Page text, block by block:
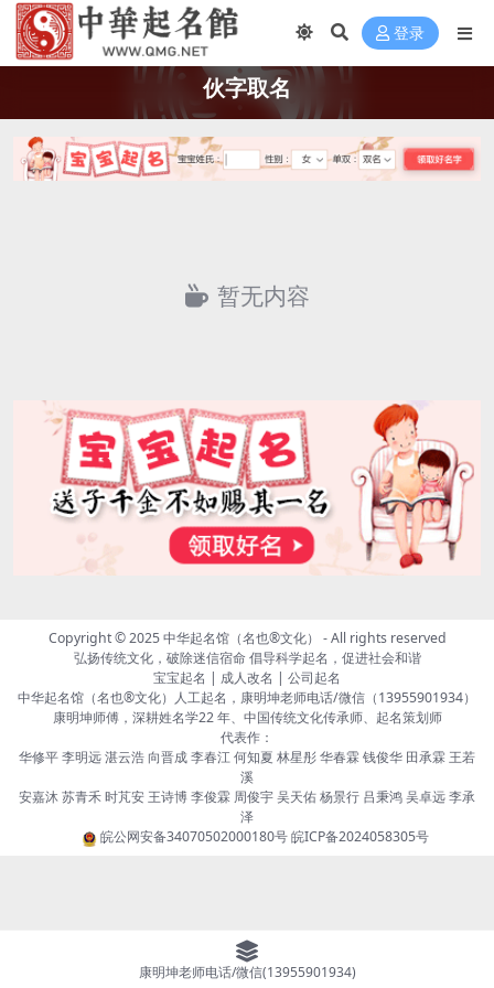
登录
伙字取名
暂无内容
Copyright © 2025中华起名馆（名也®文化） - All rights reserved
弘扬传统文化，破除迷信宿命 倡导科学起名，促进社会和谐
宝宝起名 | 成人改名 | 公司起名
中华起名馆（名也®文化）人工起名，康明坤老师电话/微信（13955901934）
康明坤师傅，深耕姓名学22 年、中国传统文化传承师、起名策划师
代表作：
华修平 李明远 湛云浩 向晋成 李春江 何知夏 林星彤 华春霖 钱俊华 田承霖 王若
溪
安嘉沐 苏青禾 时芃安 王诗博 李俊霖 周俊宇 吴天佑 杨景行 吕秉鸿 吴卓远 李承
泽
皖公网安备34070502000180号皖ICP备2024058305号
康明坤老师电话/微信(13955901934)